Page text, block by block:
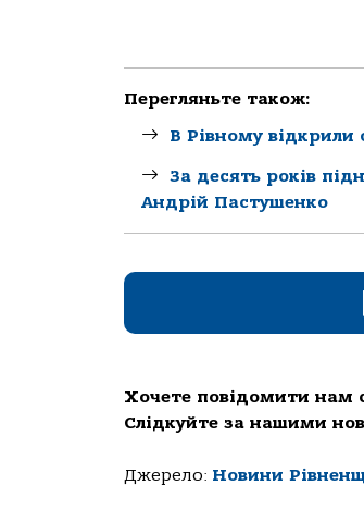
Перегляньте також:
В Рівному
За десять років
Андрій Пастушенко
Хочете повідомити нам
Слідкуйте за нашими
Джерело: Новини